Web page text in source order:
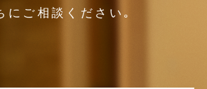
にご相談ください｡